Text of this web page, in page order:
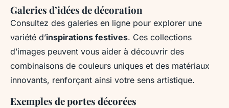
Galeries d’idées de décoration
Consultez des galeries en ligne pour explorer une
variété d’inspirations festives. Ces collections
d’images peuvent vous aider à découvrir des
combinaisons de couleurs uniques et des matériaux
innovants, renforçant ainsi votre sens artistique.
Exemples de portes décorées